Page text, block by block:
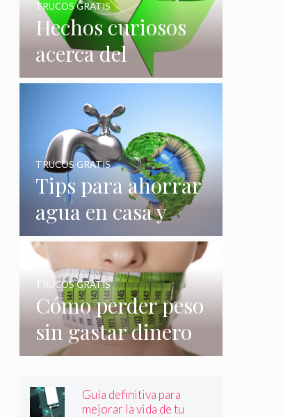
Hechos curiosos
acerca del
reciclaje que
quizás no
conocías
TRUCOS GRATIS
Tips para ahorrar
agua en casa y
gastar menos en
su consumo
TRUCOS GRATIS
Cómo perder peso
sin gastar dinero
e incluso sin
hacer nada
TRUCOS GRATIS
Guía definitiva para
mejorar la vida de tu